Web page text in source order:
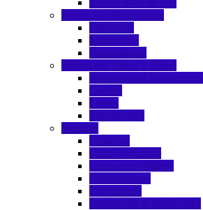
Zapato Bota de Piel
Protección Respiratoria
Cartuchos
Mascarillas
Respiradores
Protección Visual y Facial
Accesorios y Refacciones
Caretas
Lentes
Monogogles
Vialidad
Chalecos
Cintas y Bandas
Conos para Tráfico
Delimitadores
Trafitambos
Banderolas Y Banderines